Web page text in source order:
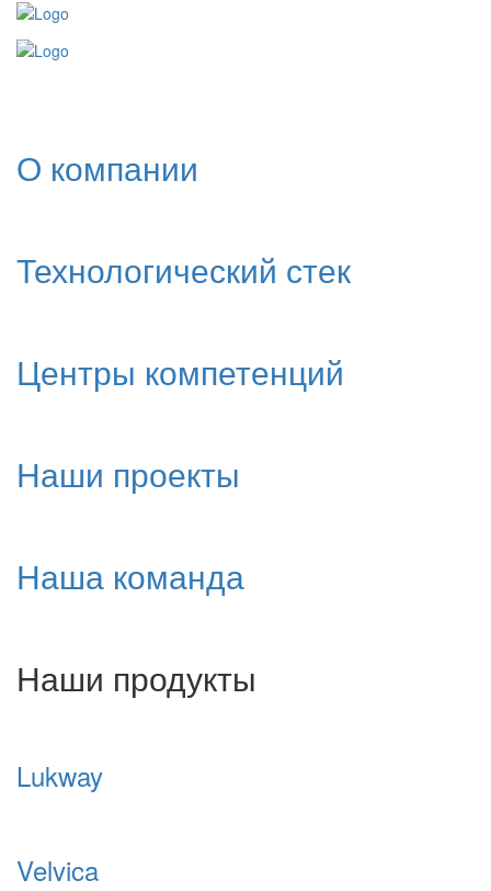
О компании
Технологический стек
Центры компетенций
Наши проекты
Наша команда
Наши продукты
Lukway
Velvica